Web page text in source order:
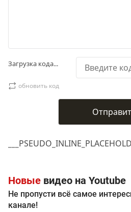
Загрузка кода...
обновить код
Новые видео на Youtube
Не пропусти всё самое
канале!